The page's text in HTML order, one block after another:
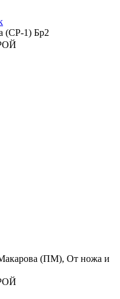
(СР-1) Бр2
(ПМ), От ножа и